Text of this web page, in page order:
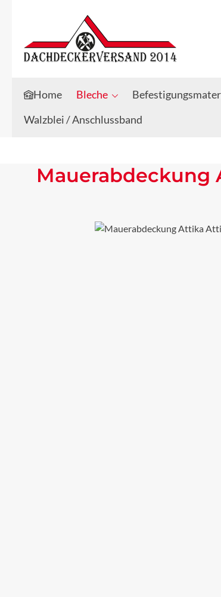
Zum Hauptinhalt springen
Zur Suche springen
Home Bleche
Walzblei / Anschlussband
Bildergalerie überspringen